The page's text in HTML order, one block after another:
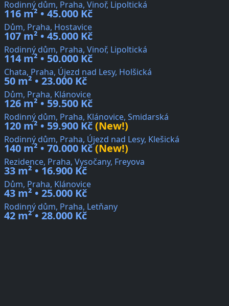
Rodinný dům, Praha, Vinoř, Lipoltická
116 m² • 45.000 Kč
Dům, Praha, Hostavice
107 m² • 45.000 Kč
Rodinný dům, Praha, Vinoř, Lipoltická
114 m² • 50.000 Kč
Chata, Praha, Újezd nad Lesy, Holšická
50 m² • 23.000 Kč
Dům, Praha, Klánovice
126 m² • 59.500 Kč
Rodinný dům, Praha, Klánovice, Smidarská
120 m² • 59.900 Kč(New!)
Rodinný dům, Praha, Újezd nad Lesy, Klešická
140 m² • 70.000 Kč(New!)
Rezidence, Praha, Vysočany, Freyova
33 m² • 16.900 Kč
Dům, Praha, Klánovice
43 m² • 25.000 Kč
Rodinný dům, Praha, Letňany
42 m² • 28.000 Kč